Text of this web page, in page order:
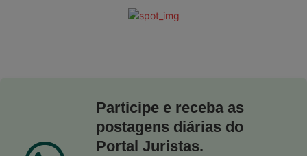
Participe e receba as
postagens diárias do
Portal Juristas.